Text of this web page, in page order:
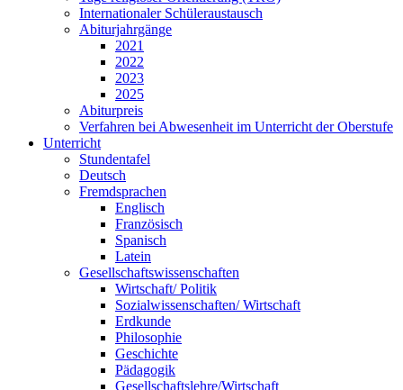
Internationaler Schüleraustausch
Abiturjahrgänge
2021
2022
2023
2025
Abiturpreis
Verfahren bei Abwesenheit im Unterricht der Oberstufe
Unterricht
Stundentafel
Deutsch
Fremdsprachen
Englisch
Französisch
Spanisch
Latein
Gesellschaftswissenschaften
Wirtschaft/ Politik
Sozialwissenschaften/ Wirtschaft
Erdkunde
Philosophie
Geschichte
Pädagogik
Gesellschaftslehre/Wirtschaft